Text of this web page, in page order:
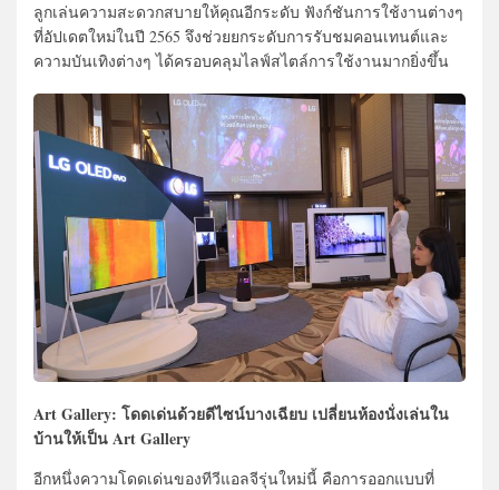
ลูกเล่นความสะดวกสบายให้คุณอีกระดับ ฟังก์ชันการใช้งานต่างๆ
ที่อัปเดตใหม่ในปี 2565 จึงช่วยยกระดับการรับชมคอนเทนต์และ
ความบันเทิงต่างๆ ได้ครอบคลุมไลฟ์สไตล์การใช้งานมากยิ่งขึ้น
Art Gallery: โดดเด่นด้วยดีไซน์บางเฉียบ เปลี่ยนห้องนั่งเล่นใน
บ้านให้เป็น Art Gallery
อีกหนึ่งความโดดเด่นของทีวีแอลจีรุ่นใหม่นี้ คือการออกแบบที่